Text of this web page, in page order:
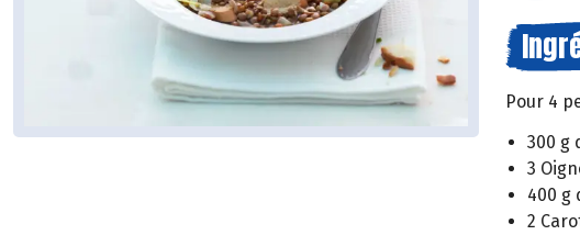
Pour 4
300 g
3
400 g
2